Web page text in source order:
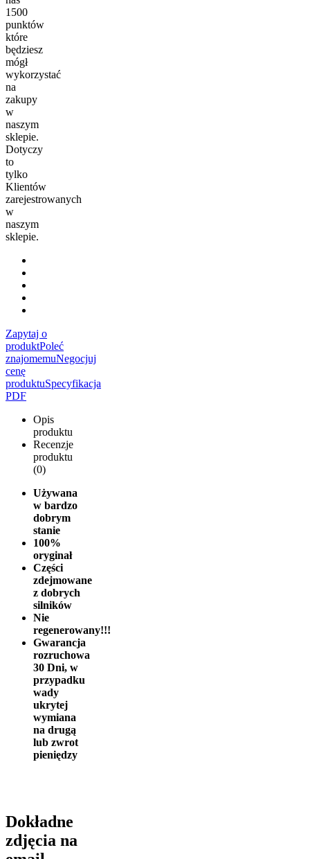
1500
punktów
które
będziesz
mógł
wykorzystać
na
zakupy
w
naszym
sklepie.
Dotyczy
to
tylko
Klientów
zarejestrowanych
w
naszym
sklepie.
Zapytaj o
produktPoleć
znajomemuNegocjuj
cenę
produktuSpecyfikacja
PDF
Opis
produktu
Recenzje
produktu
(0)
Używana
w bardzo
dobrym
stanie
100%
oryginał
Części
zdejmowane
z dobrych
silników
Nie
regenerowany!!!
Gwarancja
rozruchowa
30 Dni, w
przypadku
wady
ukrytej
wymiana
na drugą
lub zwrot
pieniędzy
Dokładne
zdjęcia na